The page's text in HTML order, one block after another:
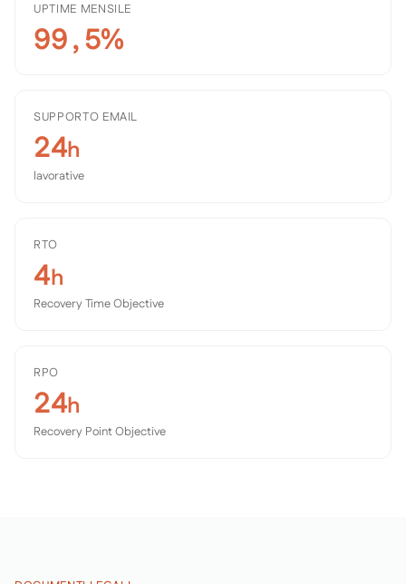
UPTIME MENSILE
99,5%
SUPPORTO EMAIL
24h
lavorative
RTO
4h
Recovery Time Objective
RPO
24h
Recovery Point Objective